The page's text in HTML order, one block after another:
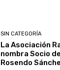
SIN CATEGORÍA
La Asociación
nombra Socio
Rosendo